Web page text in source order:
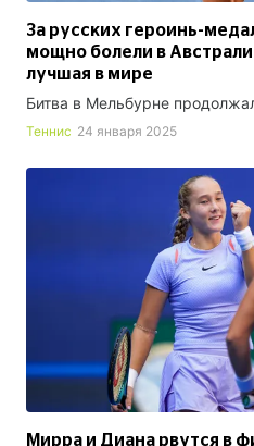
За русских героинь-
мощно болели в
лучшая в мире
Битва в Мельбурне
Теннис 24 января 2025
Мирра и Диана рвутся в